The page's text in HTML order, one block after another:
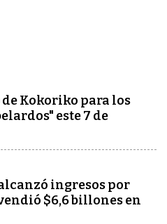
de Kokoriko para los
este 7 de
ingresos por
$6,6 billones en